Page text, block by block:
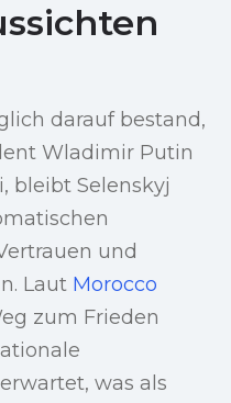
darauf bestand,
Wladimir Putin
bleibt Selenskyj
und
Laut Morocco
zum Frieden
was als